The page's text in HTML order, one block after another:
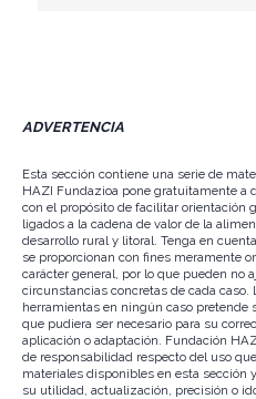
ADVERTENCIA
Esta sección contiene una serie de
HAZI Fundazioa pone gratuitamente
con el propósito de facilitar orientación
ligados a la cadena de valor de la
desarrollo rural y litoral. Tenga en
se proporcionan con fines meramente
carácter general, por lo que pueden no
circunstancias concretas de cada
herramientas en ningún caso
que pudiera ser necesario para su
aplicación o adaptación. Fundación
de responsabilidad respecto del uso
materiales disponibles en esta sección
su utilidad, actualización, precisión o